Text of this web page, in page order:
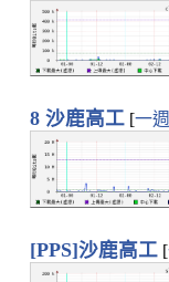
8 沙鹿高工 [一
[PPS]沙鹿高工 [